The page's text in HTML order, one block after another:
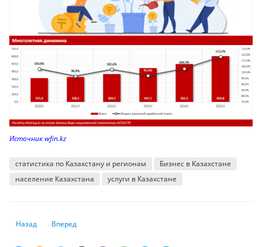
Источник wfin.kz
статистика по Казахстану и регионам
Бизнес в Казахстане
население Казахстана
услуги в Казахстане
Предыдущий: Услуги телерадиовещания в Казахстане заметно
Назад Следующий: Сколько кредитов саккумулировали
Вперед